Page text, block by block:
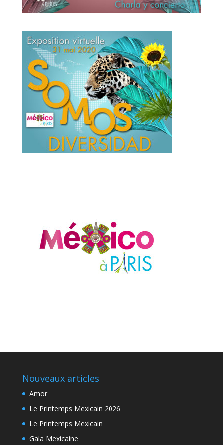
Nouveaux articles
Amor
Le Printemps Mexicain 2026
Le Printemps Mexicain
Gala Mexicaine